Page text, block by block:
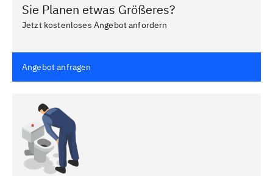
Sie Planen etwas Größeres?
Jetzt kostenloses Angebot anfordern
Angebot anfragen